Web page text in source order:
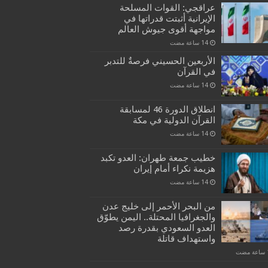
عراقجي: القوات المسلحة
الإيرانية أثبتت قدراتها في
مواجهة أقوى جيوش العالم
الأربعين الحسيني فرصةٌ للتدبر
في القرآن
انطلاق الدورة 46 لمسابقة
القرآن الدولية في مكة
خطيب جمعة طهران: العدو تكبد
هزيمة نكراء أمام إيران
من البحر الأحمر إلى خليج عدن
والجغرافيا المحتلة.. اليمن يطوّق
العدو السعودي بقدرة رصد
واستهداف قاتلة